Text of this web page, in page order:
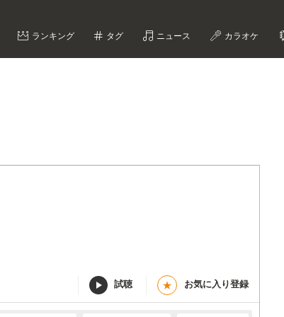
ランキング タグ ニュース カラオケ
試聴 ★ お気に入り登録